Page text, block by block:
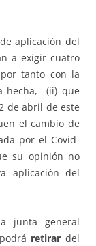
aplicación del
a exigir cuatro
tanto con la
hecha, (ii) que
de abril de este
el cambio de
por el Covid-
su opinión no
aplicación del
junta general
retirardel